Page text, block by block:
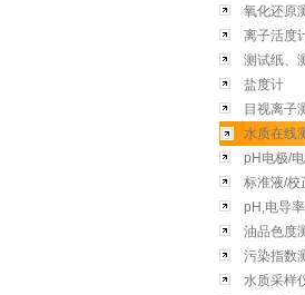
氧化还原
离子活度
测试纸、
盐度计
目视离子
水质在线
pH电极/
极/比色计
标准液/校
pH,电导
油品色度
污染指数
水质采样